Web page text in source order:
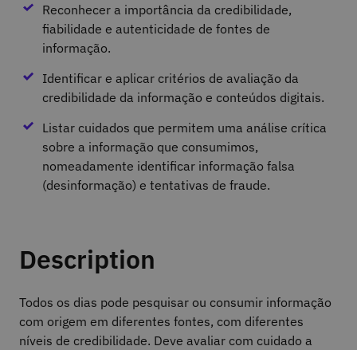
Reconhecer a importância da credibilidade,
fiabilidade e autenticidade de fontes de
informação.
Identificar e aplicar critérios de avaliação da
credibilidade da informação e conteúdos digitais.
Listar cuidados que permitem uma análise crítica
sobre a informação que consumimos,
nomeadamente identificar informação falsa
(desinformação) e tentativas de fraude.
Description
Todos os dias pode pesquisar ou consumir informação
com origem em diferentes fontes, com diferentes
níveis de credibilidade. Deve avaliar com cuidado a